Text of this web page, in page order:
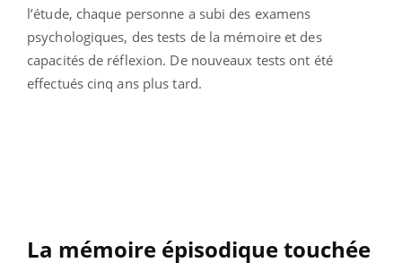
l’étude, chaque personne a subi des examens
psychologiques, des tests de la mémoire et des
capacités de réflexion. De nouveaux tests ont été
effectués cinq ans plus tard.
La mémoire épisodique touchée